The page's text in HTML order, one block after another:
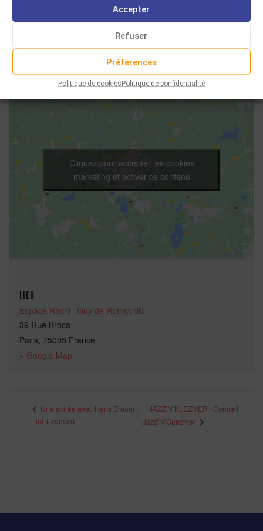
Accepter
Refuser
Préférences
Politique de cookiesPolitique de confidentialité
Organisateur
LIEU
Espace Rachi - Guy de Rothschild
39 Rue Broca
Paris, 75005 France
+ Google Map
Cliquez pour accepter les cookies
marketing et activer ce contenu
Une soirée avec Hans Breuer :
film + concert
JAZZ’N’KLEZMER / Concert
Jazz’N’Guezmer